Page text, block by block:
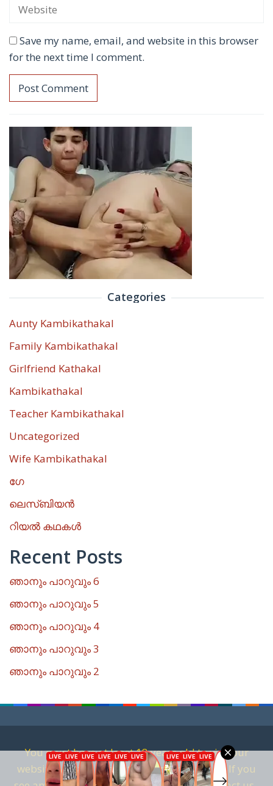
Save my name, email, and website in this browser
for the next time I comment.
Categories
Aunty Kambikathakal
Family Kambikathakal
Girlfriend Kathakal
Kambikathakal
Teacher Kambikathakal
Uncategorized
Wife Kambikathakal
ഗേ
ലെസ്ബിയൻ
റിയൽ കഥകൾ
Recent Posts
ഞാനും പാറുവും 6
ഞാനും പാറുവും 5
ഞാനും പാറുവും 4
ഞാനും പാറുവും 3
ഞാനും പാറുവും 2
You must have at least 18 years old to visit our
website. We are against child pornography. If you